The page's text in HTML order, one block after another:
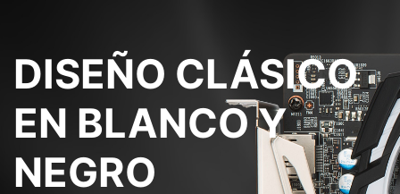
DISEÑO CLÁSICO
EN BLANCO Y
NEGRO